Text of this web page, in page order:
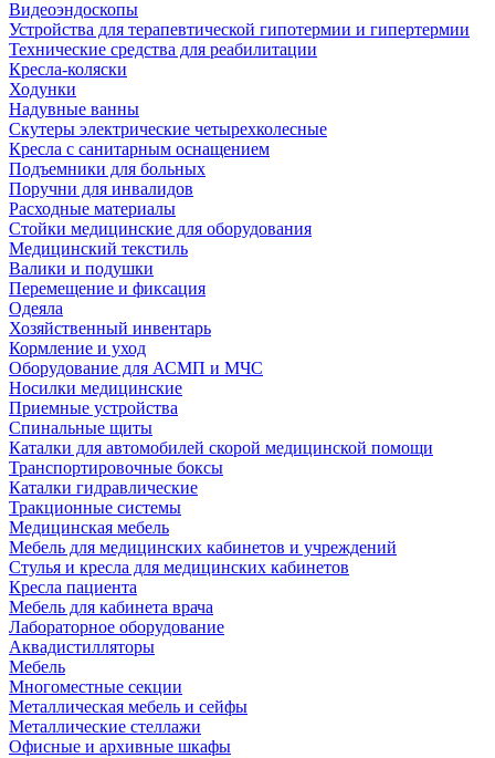
Видеоэндоскопы
Устройства для терапевтической гипотермии и гипертермии
Технические средства для реабилитации
Кресла-коляски
Ходунки
Надувные ванны
Скутеры электрические четырехколесные
Кресла с санитарным оснащением
Подъемники для больных
Поручни для инвалидов
Расходные материалы
Стойки медицинские для оборудования
Медицинский текстиль
Валики и подушки
Перемещение и фиксация
Одеяла
Хозяйственный инвентарь
Кормление и уход
Оборудование для АСМП и МЧС
Носилки медицинские
Приемные устройства
Спинальные щиты
Каталки для автомобилей скорой медицинской помощи
Транспортировочные боксы
Каталки гидравлические
Тракционные системы
Медицинская мебель
Мебель для медицинских кабинетов и учреждений
Стулья и кресла для медицинских кабинетов
Кресла пациента
Мебель для кабинета врача
Лабораторное оборудование
Аквадистилляторы
Мебель
Многоместные секции
Металлическая мебель и сейфы
Металлические стеллажи
Офисные и архивные шкафы